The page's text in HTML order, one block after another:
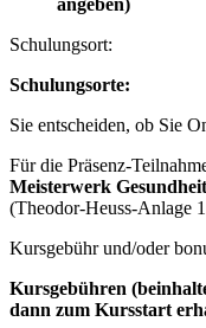
Schulungsort:
Schulungsorte:
Sie entscheiden, ob Sie
Für die Präsenz-
Meisterwerk
(Theodor-Heuss-Anlage
Kursgebühr und/oder
Kursgebühren
dann zum Kursstart